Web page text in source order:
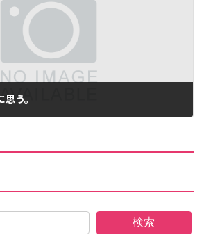
う。
検索